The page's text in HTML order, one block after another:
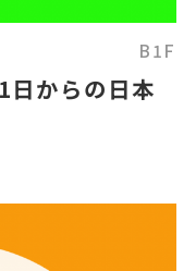
B1F
日からの日本